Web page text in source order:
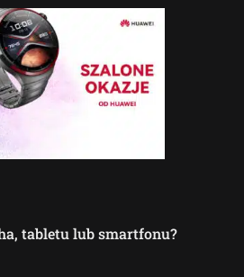
tabletu lub smartfonu?